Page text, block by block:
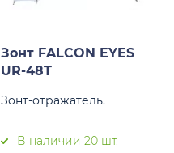
Зонт FALCON EYES
UR-48T
Зонт-отражатель.
В наличии 20 шт.